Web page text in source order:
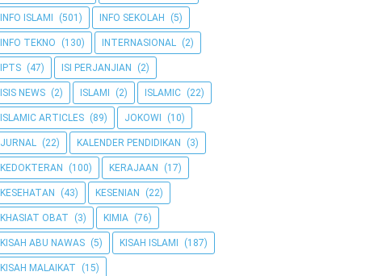
INFO ISLAMI (501) INFO SEKOLAH (5)
INFO TEKNO (130) INTERNASIONAL (2)
IPTS (47) ISI PERJANJIAN (2)
ISIS NEWS (2) ISLAMI (2) ISLAMIC (22)
ISLAMIC ARTICLES (89) JOKOWI (10)
JURNAL (22) KALENDER PENDIDIKAN (3)
KEDOKTERAN (100) KERAJAAN (17)
KESEHATAN (43) KESENIAN (22)
KHASIAT OBAT (3) KIMIA (76)
KISAH ABU NAWAS (5) KISAH ISLAMI (187)
KISAH MALAIKAT (15)